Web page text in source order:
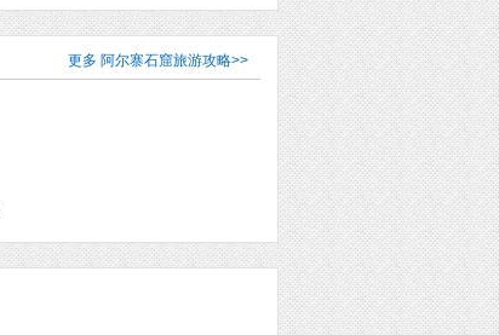
更多 阿尔寨石窟旅游攻略>>